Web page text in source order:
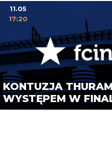
KONTUZJA
WYSTĘPEM W
11.05
17:20